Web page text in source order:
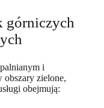
górniczych
i
obszary zielone,
obejmują: